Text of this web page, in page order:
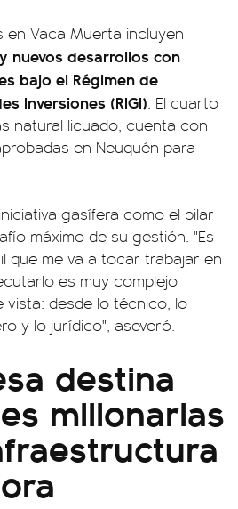
Vaca Muerta incluyen
nuevos desarrollos con
bajo el Régimen de
Inversiones (RIGI). El cuarto
natural licuado, cuenta con
en Neuquén para
gasífera como el pilar
máximo de su gestión. "Es
que me va a tocar trabajar en
es muy complejo
desde lo técnico, lo
y lo jurídico", aseveró.
destina
millonarias